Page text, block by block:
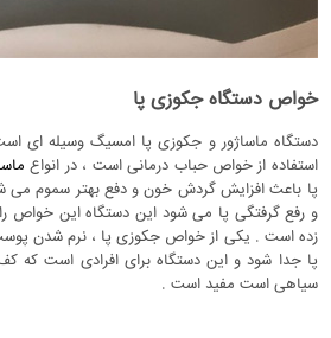
خواص دستگاه جکوزی پا
دستگاه ماساژور و جکوزی پا امسیگ وسیله ای
استفاده از خواص حباب درمانی است ، در انواع
پا باعث افزایش گردش خون و دفع بهتر سموم
و رفع گرفتگی پا می شود این دستگاه این خواص
زده است . یکی از خواص جکوزی پا ، نرم شدن
پا جدا شود و این دستگاه برای افرادی است که
سیاهی است مفید است .